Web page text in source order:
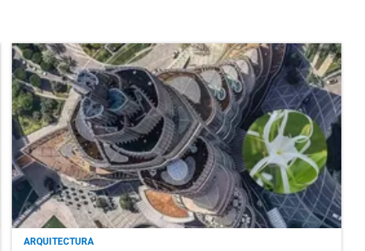
ARQUITECTURA